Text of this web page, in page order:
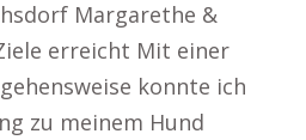
Margarethe &
erreicht Mit einer
konnte ich
zu meinem Hund